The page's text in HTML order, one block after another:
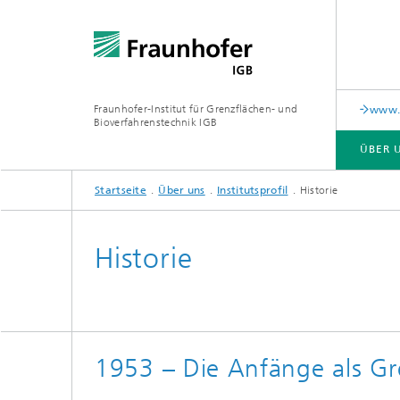
Fraunhofer-Institut für Grenzflächen- und
Bioverfahrenstechnik IGB
ÜBER
ÜBER UNS
ZUSAMMENARBEIT
FORSCHUNG
ANALYTIK / PRÜFUNG
PUBLIKATIONEN
Startseite Über uns Institutsprofil Historie
Historie
1953 – Die Anfänge als